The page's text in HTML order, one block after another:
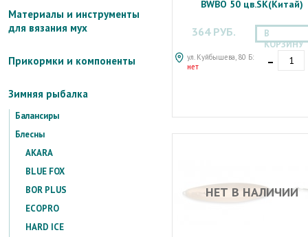
Материалы и инструменты
для вязания мух
Прикормки и компоненты
Зимняя рыбалка
Балансиры
Блесны
AKARA
BLUE FOX
BOR PLUS
ECOPRO
HARD ICE
BWBO 50 цв.SK(Китай)
364 РУБ.
ул. Куйбышева, 80 Б:
нет
В
КОРЗИНУ
-
НЕТ В НАЛИЧИИ